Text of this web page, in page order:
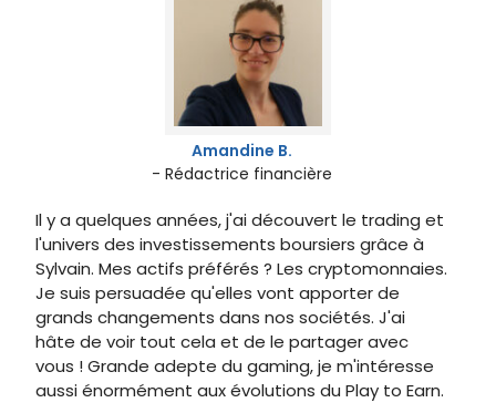
Amandine B.
- Rédactrice financière
Il y a quelques années, j'ai découvert le trading et
l'univers des investissements boursiers grâce à
Sylvain. Mes actifs préférés ? Les cryptomonnaies.
Je suis persuadée qu'elles vont apporter de
grands changements dans nos sociétés. J'ai
hâte de voir tout cela et de le partager avec
vous ! Grande adepte du gaming, je m'intéresse
aussi énormément aux évolutions du Play to Earn.